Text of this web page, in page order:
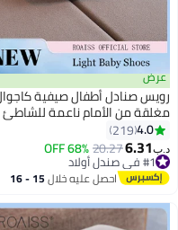
عرض
رويس صنادل أطفال صيفية
مغلقة من الأمام ناعمة للشاطئ
في الهواء الطلق، أحذية مائية
رياضية قابلة للتنفس للأطفال
الصغار، صنادل ناعمة مع أضواء
للأطفال الصغار لتعلم أحذية المشي
مقاومة للركل باللون الأزرق
4.0
219
د.ب‏6.31
20.27
68% OFF
#1 في صندل أولاد
#1 في صندل أولاد احصل عليه خلال 15 - 16